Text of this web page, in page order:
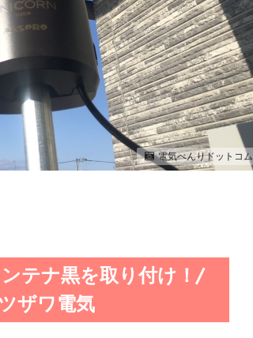
電気べんりドットコム
テナ黒を取り付け！/
ザワ電気